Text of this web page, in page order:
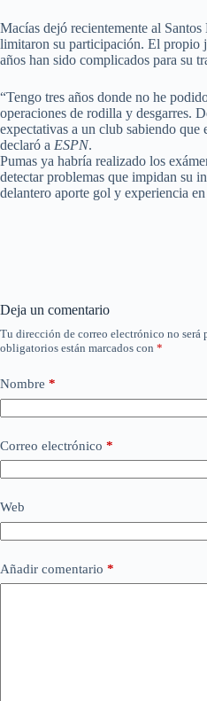
Macías dejó recientemente al
limitaron su participación. El propio
años han sido complicados para su
“Tengo tres años donde no he
operaciones de rodilla y desgarres.
expectativas a un club sabiendo que
declaró a ESPN.
Pumas ya habría realizado los
detectar problemas que impidan su
delantero aporte gol y experiencia
Deja un comentario
Tu dirección de correo electrónico no será
obligatorios están marcados con *
Nombre *
Correo electrónico *
Web
Añadir comentario *